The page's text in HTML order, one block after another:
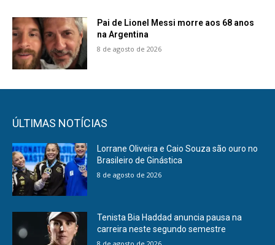
Pai de Lionel Messi morre aos 68 anos
na Argentina
8 de agosto de 2026
ÚLTIMAS NOTÍCIAS
Lorrane Oliveira e Caio Souza são ouro no
Brasileiro de Ginástica
8 de agosto de 2026
Tenista Bia Haddad anuncia pausa na
carreira neste segundo semestre